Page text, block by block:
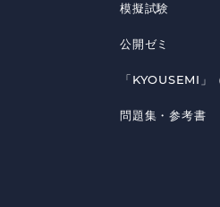
模擬試験
公開ゼミ
「KYOUSEMI」
問題集・参考書